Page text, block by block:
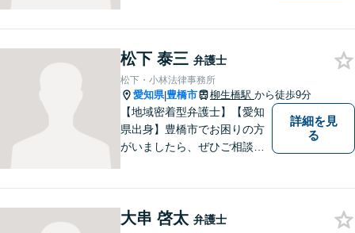
可能】親しみやすく、信頼い
ただける人間性を大切にして
います。お気軽にご相談くだ
さい。
松下 泰三 弁護士
松下・小林法律事務所
愛知県|豊橋市 柳生橋駅 から徒歩9分
【地域密着型弁護士】【愛知
県出身】豊橋市でお困りの方
がいましたら、ぜひご相談く
詳細を見
る
大串 啓太 弁護士